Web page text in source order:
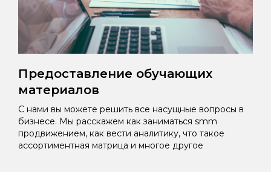
Предоставление обучающих
материалов
С нами вы можете решить все насущные вопросы в
бизнесе. Мы расскажем как заниматься smm
продвижением, как вести аналитику, что такое
ассортиментная матрица и многое другое